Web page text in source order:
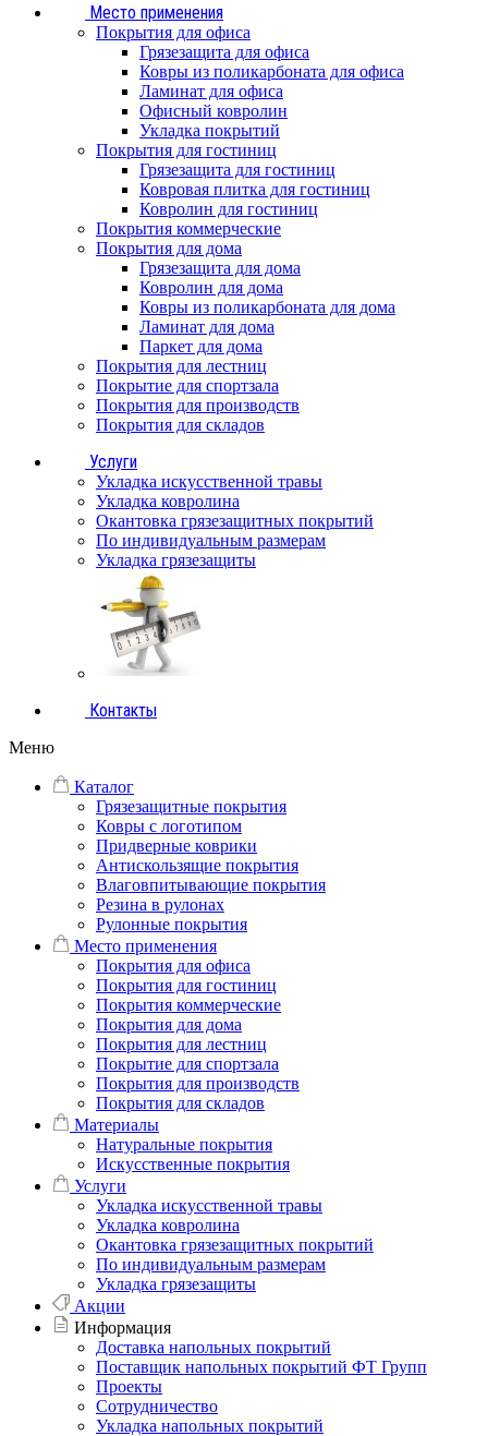
Место применения
Покрытия для офиса
Грязезащита для офиса
Ковры из поликарбоната для офиса
Ламинат для офиса
Офисный ковролин
Укладка покрытий
Покрытия для гостиниц
Грязезащита для гостиниц
Ковровая плитка для гостиниц
Ковролин для гостиниц
Покрытия коммерческие
Покрытия для дома
Грязезащита для дома
Ковролин для дома
Ковры из поликарбоната для дома
Ламинат для дома
Паркет для дома
Покрытия для лестниц
Покрытие для спортзала
Покрытия для производств
Покрытия для складов
Услуги
Укладка искусственной травы
Укладка ковролина
Окантовка грязезащитных покрытий
По индивидуальным размерам
Укладка грязезащиты
Контакты
Меню
Каталог
Грязезащитные покрытия
Ковры с логотипом
Придверные коврики
Антискользящие покрытия
Влаговпитывающие покрытия
Резина в рулонах
Рулонные покрытия
Место применения
Покрытия для офиса
Покрытия для гостиниц
Покрытия коммерческие
Покрытия для дома
Покрытия для лестниц
Покрытие для спортзала
Покрытия для производств
Покрытия для складов
Материалы
Натуральные покрытия
Искусственные покрытия
Услуги
Укладка искусственной травы
Укладка ковролина
Окантовка грязезащитных покрытий
По индивидуальным размерам
Укладка грязезащиты
Акции
Информация
Доставка напольных покрытий
Поставщик напольных покрытий ФТ Групп
Проекты
Сотрудничество
Укладка напольных покрытий